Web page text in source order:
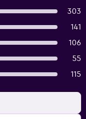
303
141
106
55
115